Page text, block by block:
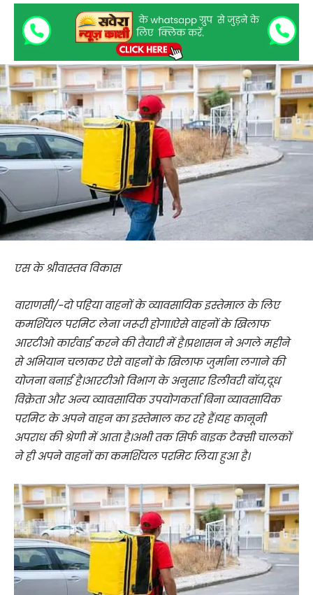
एस के श्रीवास्तव विकास
वाराणसी/-दो पहिया वाहनों के व्यावसायिक इस्तेमाल के लिए
कमर्शियल परमिट लेना जरूरी होगा।ऐसे वाहनों के खिलाफ
आरटीओ कार्रवाई करने की तैयारी में है।प्रशासन ने अगले महीने
से अभियान चलाकर ऐसे वाहनों के खिलाफ जुर्माना लगाने की
योजना बनाई है।आरटीओ विभाग के अनुसार डिलीवरी बॉय,दूध
विक्रेता और अन्य व्यावसायिक उपयोगकर्ता बिना व्यावसायिक
परमिट के अपने वाहन का इस्तेमाल कर रहे हैं।यह कानूनी
अपराध की श्रेणी में आता है।अभी तक सिर्फ बाइक टैक्सी चालकों
ने ही अपने वाहनों का कमर्शियल परमिट लिया हुआ है।